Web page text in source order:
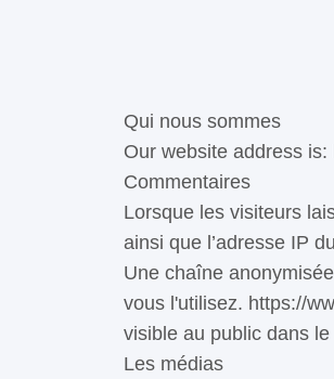
Qui nous sommes
Our website address
Commentaires
Lorsque les visiteurs
ainsi que l’adresse IP
Une chaîne
vous l'utilisez. https://
visible au public dans
Les médias